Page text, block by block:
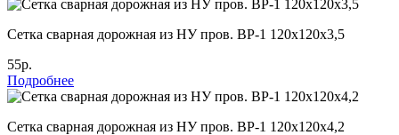
Cетка сварная дорожная из НУ пров. ВР-1 120х120х3,5
55р.
Подробнее
Cетка сварная дорожная из НУ пров. ВР-1 120х120х4,2